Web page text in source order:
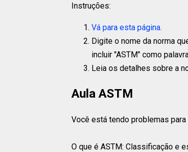
Instruções:
Vá para esta página.
Digite o nome da norma
incluir "ASTM" como
Leia os detalhes sobre a
Aula ASTM
Você está tendo problemas
O que é ASTM: Classificação e